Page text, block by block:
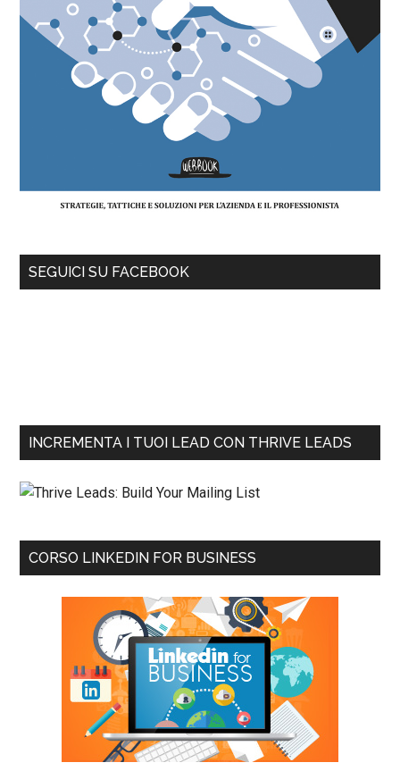
SEGUICI SU FACEBOOK
INCREMENTA I TUOI LEAD CON THRIVE LEADS
CORSO LINKEDIN FOR BUSINESS